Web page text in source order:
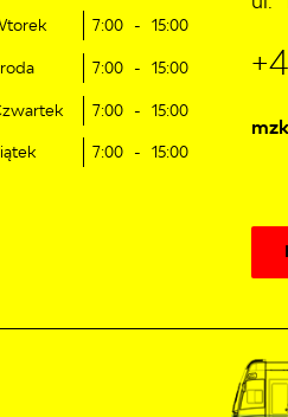
7:00 - 15:00
7:00 - 15:00
7:00 - 15:00
7:00 - 15:00